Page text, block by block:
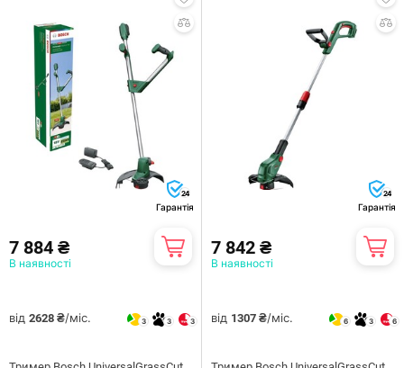
24
Гарантія
7 884 ₴
В наявності
від 2628 ₴/міс. 3 3 3
24
Гарантія
7 842 ₴
В наявності
від 1307 ₴/міс. 6 3 6